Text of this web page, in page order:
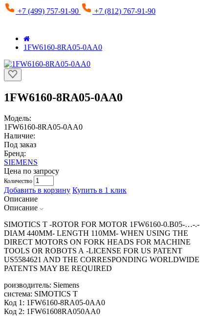
+7 (499) 757-91-90 +7 (812) 767-91-90
1FW6160-8RA05-0AA0
1FW6160-8RA05-0AA0
Модель:
1FW6160-8RA05-0AA0
Наличие:
Под заказ
Бренд:
SIEMENS
Цена по запросу
Количество
Добавить в корзину Купить в 1 клик
Описание
Описание
SIMOTICS T -ROTOR FOR MOTOR 1FW6160-0.B05-…-.-
DIAM 440MM- LENGTH 110MM- WHEN USING THE
DIRECT MOTORS ON FORK HEADS FOR MACHINE
TOOLS OR ROBOTS A -LICENSE FOR US PATENT
US5584621 AND THE CORRESPONDING WORLDWIDE
PATENTS MAY BE REQUIRED
роизводитель: Siemens
система: SIMOTICS T
Код 1: 1FW6160-8RA05-0AA0
Код 2: 1FW61608RA050AA0